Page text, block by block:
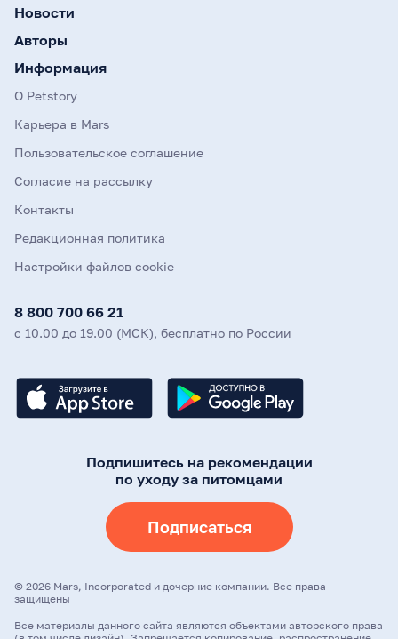
Новости
Авторы
Информация
О Petstory
Карьера в Mars
Пользовательское соглашение
Согласие на рассылку
Контакты
Редакционная политика
Настройки файлов cookie
8 800 700 66 21
с 10.00 до 19.00 (МСК), бесплатно по России
Подпишитесь на рекомендации
по уходу за питомцами
Подписаться
© 2026 Mars, Incorporated и дочерние компании. Все права
защищены
Все материалы данного сайта являются объектами авторского права